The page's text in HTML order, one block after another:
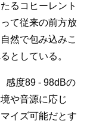
るコヒーレント
て従来の前方放
然で包み込みこ
としている。
感度89 - 98dBの
や音源に応じ
イズ可能だとす